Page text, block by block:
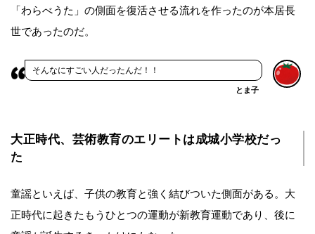
「わらべうた」の側面を復活させる流れを作ったのが本居長
世であったのだ。
そんなにすごい人だったんだ！！
とま子
大正時代、芸術教育のエリートは成城小学校だっ
た
童謡といえば、子供の教育と強く結びついた側面がある。大
正時代に起きたもうひとつの運動が新教育運動であり、後に